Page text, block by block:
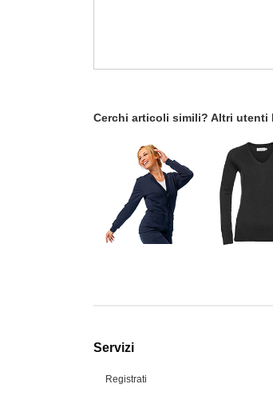
Cerchi articoli simili? Altri
Servizi
Registrati